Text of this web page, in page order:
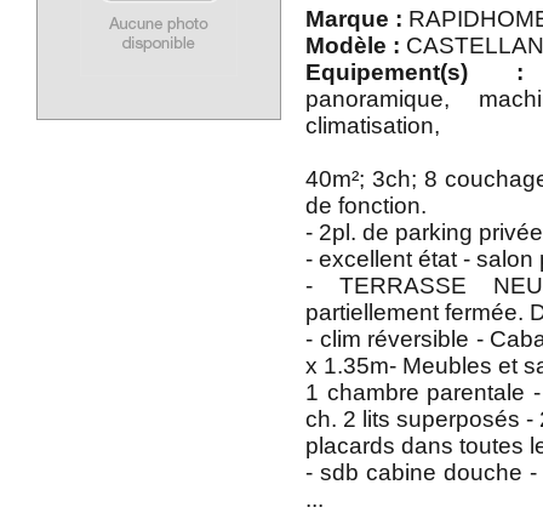
Marque :
Modèle :
Equipement(s) :
panoramique,
climatisation,
40m²; 3ch; 8
de fonction.
- 2pl. de parking
- excellent état - salon
- TERRASSE
partiellement fermée.
- clim réversible -
x 1.35m- Meubles et
1 chambre parentale
ch. 2 lits superposés -
placards dans toutes
- sdb cabine douche
...